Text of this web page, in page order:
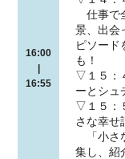
16:00
16:55
仕事で
景、出会
ピソード
も！
▽１５：
ーとシュ
▽１５：
さな幸せ
「小さ
集し、紹